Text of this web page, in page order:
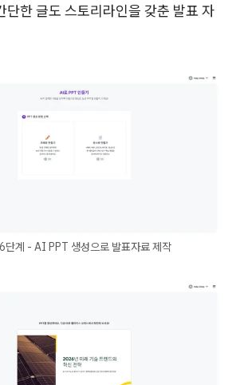
단한 글도 스토리라인을 갖춘 발표 자
단계 - AI PPT 생성으로 발표자료 제작